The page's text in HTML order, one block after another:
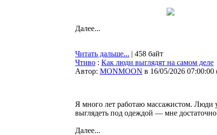
Далее...
Читать дальше... | 458 байт
Чтиво : Как люди выглядят на самом деле
Автор: MONMOON в 16/05/2026 07:00:00
Я много лет работаю массажистом. Люди
выглядеть под одеждой — мне достаточно
Далее...